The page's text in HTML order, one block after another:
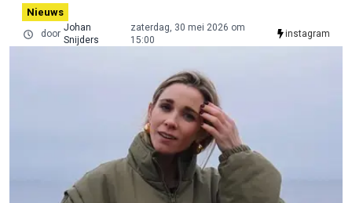
Nieuws
door
Johan
Snijders
zaterdag, 30 mei 2026 om
15:00
instagram